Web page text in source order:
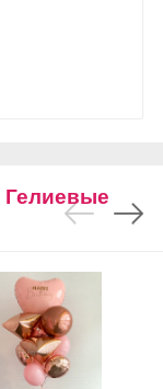
Гелиевые